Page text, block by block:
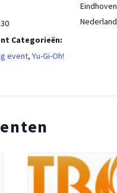
Categorieën:
event, Yu-Gi-Oh!
Eindhoven
Nederland